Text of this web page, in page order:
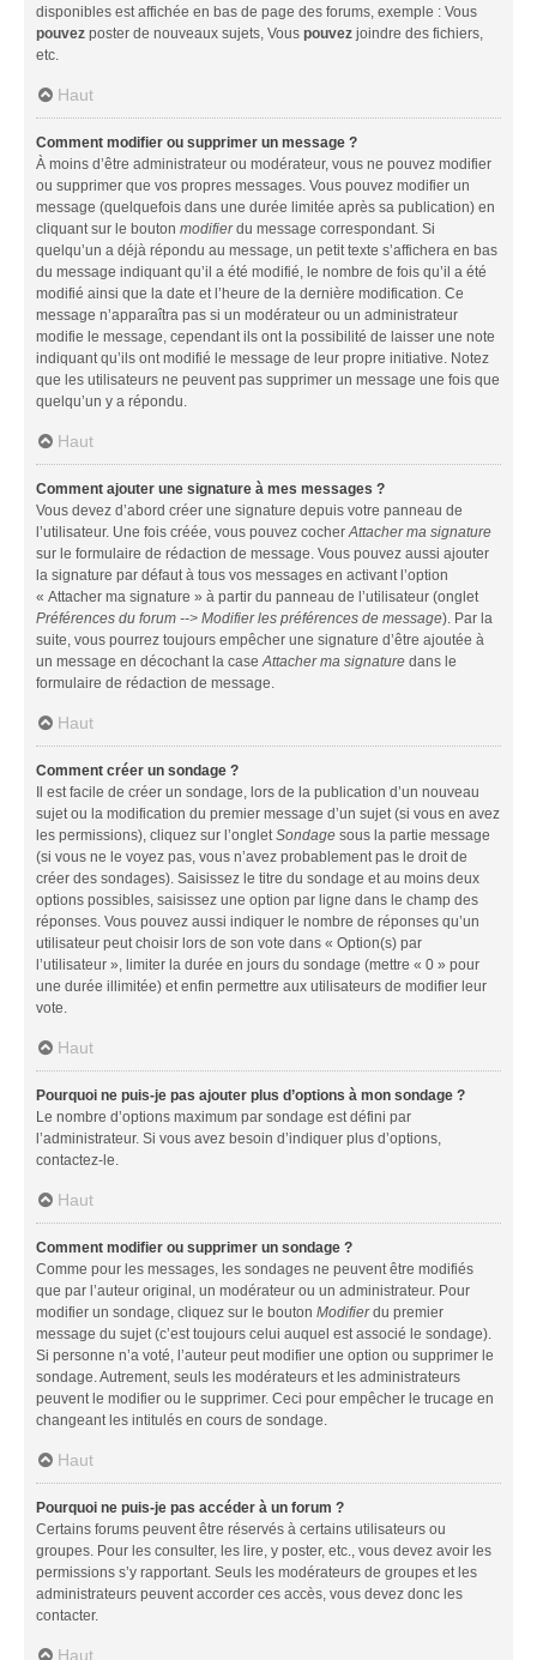
disponibles est affichée en bas de page des forums, exemple : Vous
pouvez poster de nouveaux sujets, Vous pouvez joindre des fichiers,
etc.
Haut
Comment modifier ou supprimer un message ?
À moins d’être administrateur ou modérateur, vous ne pouvez modifier
ou supprimer que vos propres messages. Vous pouvez modifier un
message (quelquefois dans une durée limitée après sa publication) en
cliquant sur le bouton modifierdu message correspondant. Si
quelqu’un a déjà répondu au message, un petit texte s’affichera en bas
du message indiquant qu’il a été modifié, le nombre de fois qu’il a été
modifié ainsi que la date et l’heure de la dernière modification. Ce
message n’apparaîtra pas si un modérateur ou un administrateur
modifie le message, cependant ils ont la possibilité de laisser une note
indiquant qu’ils ont modifié le message de leur propre initiative. Notez
que les utilisateurs ne peuvent pas supprimer un message une fois que
quelqu’un y a répondu.
Haut
Comment ajouter une signature à mes messages ?
Vous devez d’abord créer une signature depuis votre panneau de
l’utilisateur. Une fois créée, vous pouvez cocherAttacher ma signature
sur le formulaire de rédaction de message. Vous pouvez aussi ajouter
la signature par défaut à tous vos messages en activant l’option
« Attacher ma signature » à partir du panneau de l’utilisateur (onglet
Préférences du forum --> Modifier les préférences de message). Par la
suite, vous pourrez toujours empêcher une signature d’être ajoutée à
un message en décochant la caseAttacher ma signature dans le
formulaire de rédaction de message.
Haut
Comment créer un sondage ?
Il est facile de créer un sondage, lors de la publication d’un nouveau
sujet ou la modification du premier message d’un sujet (si vous en avez
les permissions), cliquez sur l’ongletSondage sous la partie message
(si vous ne le voyez pas, vous n’avez probablement pas le droit de
créer des sondages). Saisissez le titre du sondage et au moins deux
options possibles, saisissez une option par ligne dans le champ des
réponses. Vous pouvez aussi indiquer le nombre de réponses qu’un
utilisateur peut choisir lors de son vote dans « Option(s) par
l’utilisateur », limiter la durée en jours du sondage (mettre « 0 » pour
une durée illimitée) et enfin permettre aux utilisateurs de modifier leur
vote.
Haut
Pourquoi ne puis-je pas ajouter plus d’options à mon sondage ?
Le nombre d’options maximum par sondage est défini par
l’administrateur. Si vous avez besoin d’indiquer plus d’options,
contactez-le.
Haut
Comment modifier ou supprimer un sondage ?
Comme pour les messages, les sondages ne peuvent être modifiés
que par l’auteur original, un modérateur ou un administrateur. Pour
modifier un sondage, cliquez sur le bouton Modifierdu premier
message du sujet (c’est toujours celui auquel est associé le sondage).
Si personne n’a voté, l’auteur peut modifier une option ou supprimer le
sondage. Autrement, seuls les modérateurs et les administrateurs
peuvent le modifier ou le supprimer. Ceci pour empêcher le trucage en
changeant les intitulés en cours de sondage.
Haut
Pourquoi ne puis-je pas accéder à un forum ?
Certains forums peuvent être réservés à certains utilisateurs ou
groupes. Pour les consulter, les lire, y poster, etc., vous devez avoir les
permissions s’y rapportant. Seuls les modérateurs de groupes et les
administrateurs peuvent accorder ces accès, vous devez donc les
contacter.
Haut